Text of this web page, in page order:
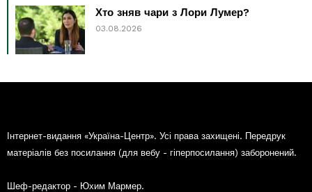
Хто зняв чари з Лори Лумер?
03.08.2026
Інтернет-видання «Україна-Центр». Усі права захищені. Передрук
матеріалів без посилання (для вебу - гіперпосилання) заборонений.
Шеф-редактор - Юхим Мармер.